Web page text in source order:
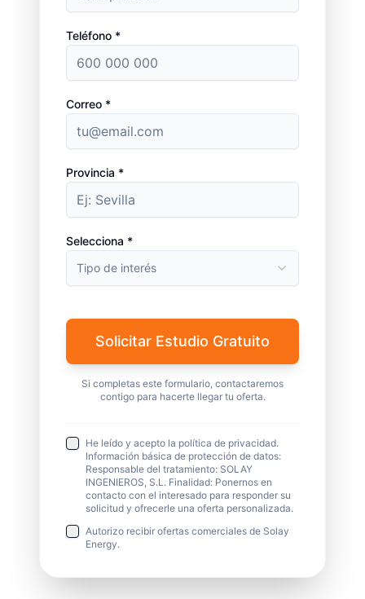
Teléfono *
Correo *
Provincia *
Selecciona *
Tipo de interés
Solicitar Estudio Gratuito
Si completas este formulario, contactaremos
contigo para hacerte llegar tu oferta.
He leído y acepto la política de privacidad.
Información básica de protección de datos:
Responsable del tratamiento: SOLAY
INGENIEROS, S.L. Finalidad: Ponernos en
contacto con el interesado para responder su
solicitud y ofrecerle una oferta personalizada.
Autorizo recibir ofertas comerciales de Solay
Energy.